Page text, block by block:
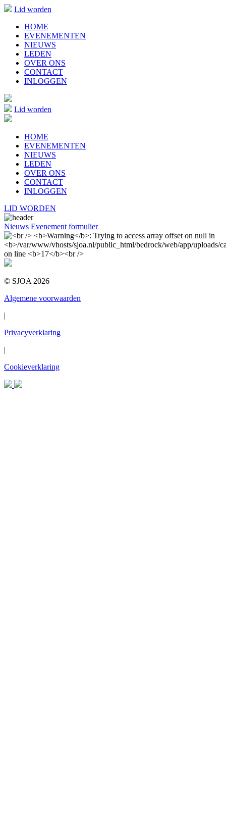
Lid worden
HOME
EVENEMENTEN
NIEUWS
LEDEN
OVER ONS
CONTACT
INLOGGEN
Lid worden
HOME
EVENEMENTEN
NIEUWS
LEDEN
OVER ONS
CONTACT
INLOGGEN
LID WORDEN
Nieuws Evenement formulier
© SJOA 2026
Algemene voorwaarden
|
Privacyverklaring
|
Cookieverklaring